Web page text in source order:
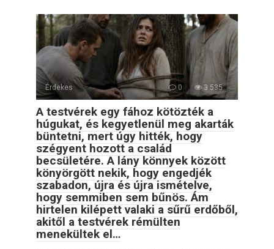
Érdekes 0 3 535
A testvérek egy fához kötözték a
húgukat, és kegyetlenül meg akarták
büntetni, mert úgy hitték, hogy
szégyent hozott a család
becsületére. A lány könnyek között
könyörgött nekik, hogy engedjék
szabadon, újra és újra ismételve,
hogy semmiben sem bűnös. Ám
hirtelen kilépett valaki a sűrű erdőből,
akitől a testvérek rémülten
menekültek el…